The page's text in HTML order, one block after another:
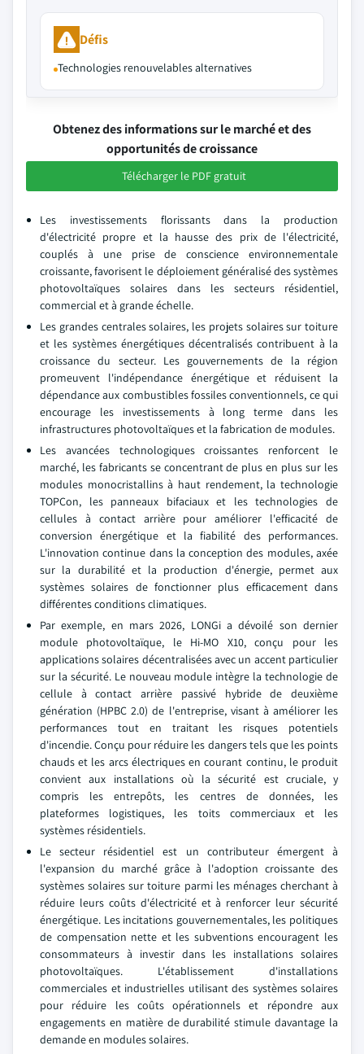
Défis
Technologies renouvelables alternatives
Obtenez des informations sur le marché et des
opportunités de croissance
Télécharger le PDF gratuit
Les investissements florissants dans la production
d'électricité propre et la hausse des prix de l'électricité,
couplés à une prise de conscience environnementale
croissante, favorisent le déploiement généralisé des systèmes
photovoltaïques solaires dans les secteurs résidentiel,
commercial et à grande échelle.
Les grandes centrales solaires, les projets solaires sur toiture
et les systèmes énergétiques décentralisés contribuent à la
croissance du secteur. Les gouvernements de la région
promeuvent l'indépendance énergétique et réduisent la
dépendance aux combustibles fossiles conventionnels, ce qui
encourage les investissements à long terme dans les
infrastructures photovoltaïques et la fabrication de modules.
Les avancées technologiques croissantes renforcent le
marché, les fabricants se concentrant de plus en plus sur les
modules monocristallins à haut rendement, la technologie
TOPCon, les panneaux bifaciaux et les technologies de
cellules à contact arrière pour améliorer l'efficacité de
conversion énergétique et la fiabilité des performances.
L'innovation continue dans la conception des modules, axée
sur la durabilité et la production d'énergie, permet aux
systèmes solaires de fonctionner plus efficacement dans
différentes conditions climatiques.
Par exemple, en mars 2026, LONGi a dévoilé son dernier
module photovoltaïque, le Hi-MO X10, conçu pour les
applications solaires décentralisées avec un accent particulier
sur la sécurité. Le nouveau module intègre la technologie de
cellule à contact arrière passivé hybride de deuxième
génération (HPBC 2.0) de l'entreprise, visant à améliorer les
performances tout en traitant les risques potentiels
d'incendie. Conçu pour réduire les dangers tels que les points
chauds et les arcs électriques en courant continu, le produit
convient aux installations où la sécurité est cruciale, y
compris les entrepôts, les centres de données, les
plateformes logistiques, les toits commerciaux et les
systèmes résidentiels.
Le secteur résidentiel est un contributeur émergent à
l'expansion du marché grâce à l'adoption croissante des
systèmes solaires sur toiture parmi les ménages cherchant à
réduire leurs coûts d'électricité et à renforcer leur sécurité
énergétique. Les incitations gouvernementales, les politiques
de compensation nette et les subventions encouragent les
consommateurs à investir dans les installations solaires
photovoltaïques. L'établissement d'installations
commerciales et industrielles utilisant des systèmes solaires
pour réduire les coûts opérationnels et répondre aux
engagements en matière de durabilité stimule davantage la
demande en modules solaires.